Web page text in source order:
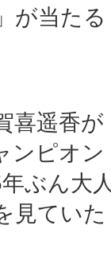
が当たる
喜遥香が
ンピオン
ぶん大人
見ていた